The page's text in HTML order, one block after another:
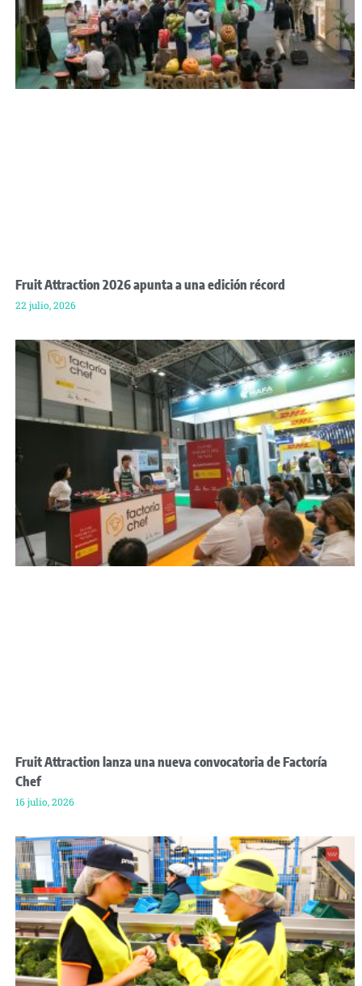
Fruit Attraction 2026 apunta a una edición récord
22 julio, 2026
Fruit Attraction lanza una nueva convocatoria de Factoría
Chef
16 julio, 2026